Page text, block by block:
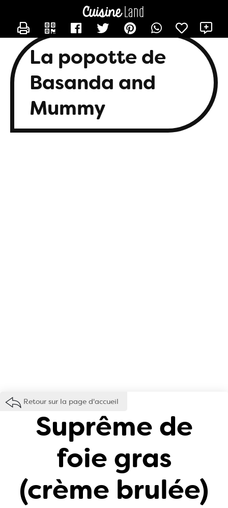
La popotte de
Basanda and
Mummy
Retour sur la page d'accueil
Suprême de
foie gras
(crème brulée)
CONTACTER BASANDA